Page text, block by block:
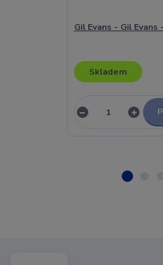
Gil Evans - Gil Evans
Skladem